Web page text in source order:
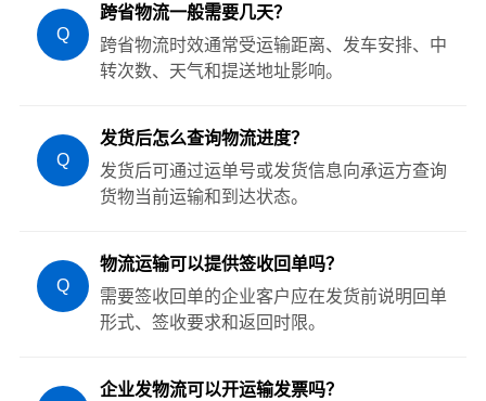
Q
跨省物流一般需要几天？
跨省物流时效通常受运输距离、发车安排、中
转次数、天气和提送地址影响。
Q
发货后怎么查询物流进度？
发货后可通过运单号或发货信息向承运方查询
货物当前运输和到达状态。
Q
物流运输可以提供签收回单吗？
需要签收回单的企业客户应在发货前说明回单
形式、签收要求和返回时限。
企业发物流可以开运输发票吗？